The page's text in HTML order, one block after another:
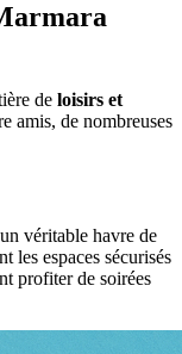
de loisirs et
amis, de nombreuses
véritable havre de
les espaces sécurisés
profiter de soirées